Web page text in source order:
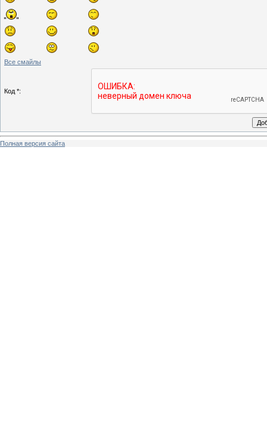
Все смайлы
Код *:
Полная версия сайта